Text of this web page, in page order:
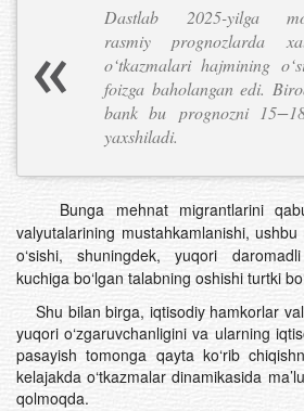
Dastlab 2025-yilga
rasmiy prognozlarda
o‘tkazmalari hajmining
foizga baholangan edi.
bank bu prognozni
yaxshiladi.
Bunga mehnat migrantlarini
valyutalarining mustahkamlanishi,
o‘sishi, shuningdek, yuqori
kuchiga bo‘lgan talabning oshishi turtki
Shu bilan birga, iqtisodiy hamkorlar
yuqori o‘zgaruvchanligini va ularning
pasayish tomonga qayta ko‘rib
kelajakda o‘tkazmalar dinamikasida
qolmoqda.